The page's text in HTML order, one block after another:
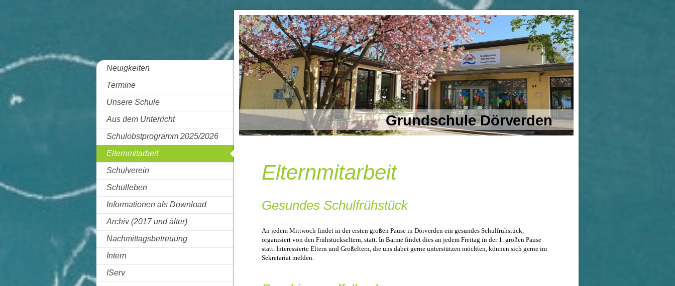
Grundschule Dörverden
Elternmitarbeit
Gesundes Schulfrühstück
An jedem Mittwoch findet in der ersten großen Pause in Dörverden ein gesundes Schulfrühstück,
organisiert von den Frühstückseltern, statt. In Barme findet dies an jedem Freitag in der 1. großen Pause
statt. Interessierte Eltern und Großeltern, die uns dabei gerne unterstützen möchten, können sich gerne im
Sekretariat melden.
Neuigkeiten
Termine
Unsere Schule
Aus dem Unterricht
Schulobstprogramm 2025/2026
Elternmitarbeit
Schulverein
Schulleben
Informationen als Download
Archiv (2017 und älter)
Nachmittagsbetreuung
Intern
IServ